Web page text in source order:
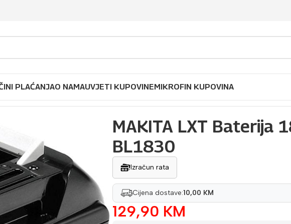
PLAĆANJAO NAMAUVJETI KUPOVINEMIKROFIN KUPOVINA
MAKITA LXT Baterija
BL1830
Izračun rata
Cijena dostave:10,00 KM
129,90 KM